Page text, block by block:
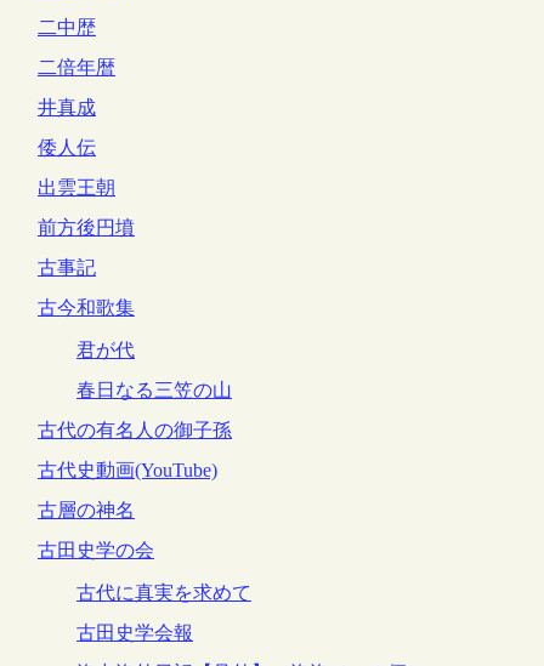
二中歴
二倍年暦
井真成
倭人伝
出雲王朝
前方後円墳
古事記
古今和歌集
君が代
春日なる三笠の山
古代の有名人の御子孫
古代史動画(YouTube)
古層の神名
古田史学の会
古代に真実を求めて
古田史学会報